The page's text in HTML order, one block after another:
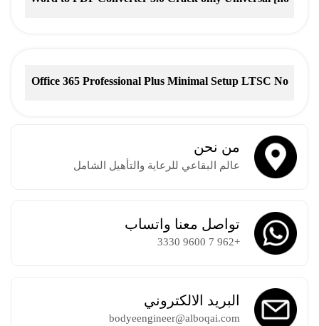
Office 365 Professional Plus Minimal Setup LTSC No
من نحن
عالم البقاعي للرعاية والتأهيل الشامل
تواصل معنا واتساب
+962 7 9600 3330
البريد الالكتروني
bodyeengineer@alboqai.com